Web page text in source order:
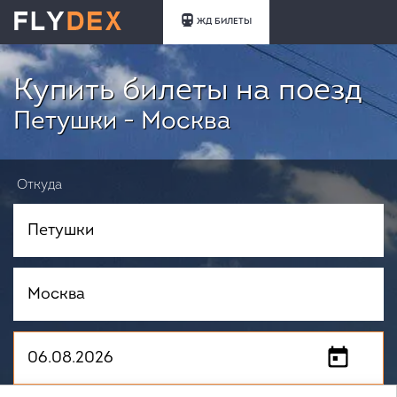
ЖД БИЛЕТЫ
Купить билеты на поезд
Петушки - Москва
Откуда